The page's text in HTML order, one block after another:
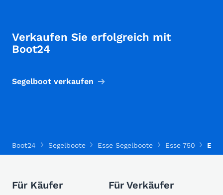
Verkaufen Sie erfolgreich mit
Boot24
Segelboot verkaufen
Boot24 Segelboote Esse Segelboote Esse 750
Für Käufer Für Verkäufer